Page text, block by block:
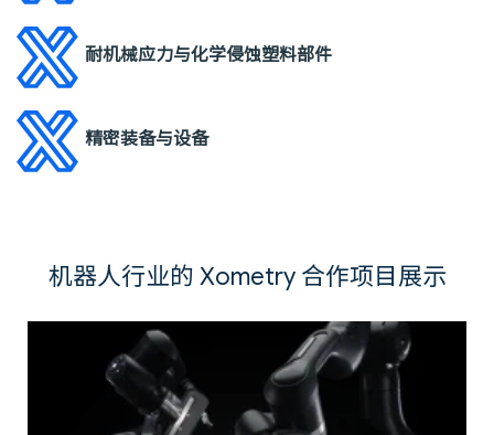
耐机械应力与化学侵蚀塑料部件
精密装备与设备
机器人行业的 Xometry 合作项目展示